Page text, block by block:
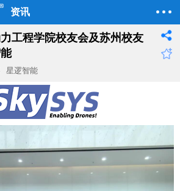
资讯
工程学院校友会及苏州校友
星逻智能